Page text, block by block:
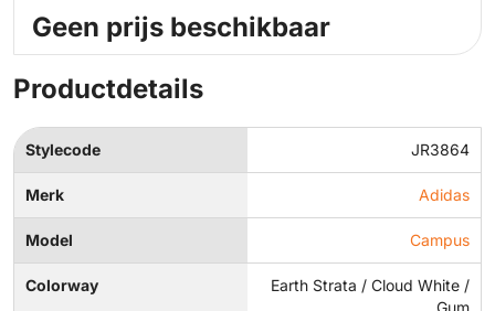
Geen prijs beschikbaar
Productdetails
Stylecode JR3864
Merk Adidas
Model Campus
Colorway
Earth Strata / Cloud White /